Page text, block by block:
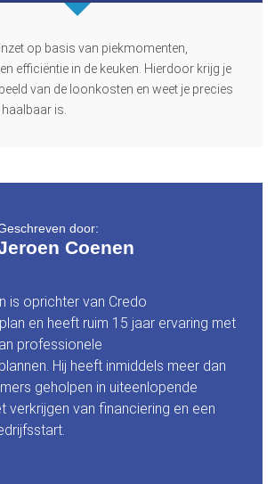
op basis van piekmomenten,
efficiëntie in de keuken. Hierdoor krijg je
van de loonkosten en weet je precies
is.
door:
Coenen
is oprichter van Credo
en heeft ruim 15 jaar ervaring met
professionele
Hij heeft inmiddels meer dan
geholpen in uiteenlopende
verkrijgen van financiering en een